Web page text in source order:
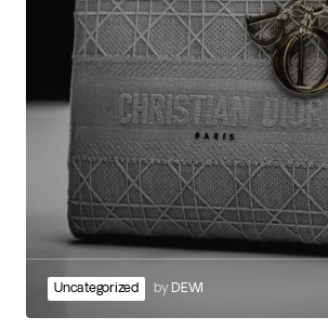
Uncategorized byDEWI